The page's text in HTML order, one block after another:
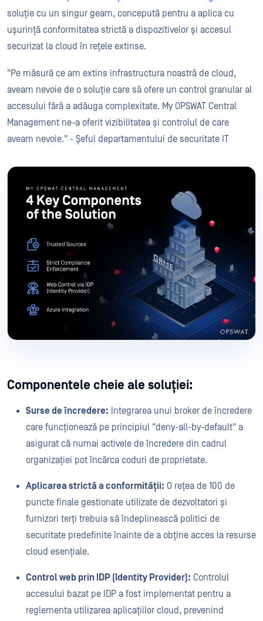
soluție cu un singur geam, concepută pentru a aplica cu
ușurință conformitatea strictă a dispozitivelor și accesul
securizat la cloud în rețele extinse.
"Pe măsură ce am extins infrastructura noastră de cloud,
aveam nevoie de o soluție care să ofere un control granular al
accesului fără a adăuga complexitate. My OPSWAT Central
Management ne-a oferit vizibilitatea și controlul de care
aveam nevoie." - Șeful departamentului de securitate IT
Componentele cheie ale soluției:
Surse de încredere: Integrarea unui broker de încredere
care funcționează pe principiul "deny-all-by-default" a
asigurat că numai activele de încredere din cadrul
organizației pot încărca coduri de proprietate.
Aplicarea strictă a conformității: O rețea de 100 de
puncte finale gestionate utilizate de dezvoltatori și
furnizori terți trebuia să îndeplinească politici de
securitate predefinite înainte de a obține acces la resurse
cloud esențiale.
Control web prin IDP (Identity Provider): Controlul
accesului bazat pe IDP a fost implementat pentru a
reglementa utilizarea aplicațiilor cloud, prevenind